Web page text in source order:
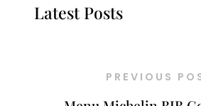
Latest Posts
PREVIOUS